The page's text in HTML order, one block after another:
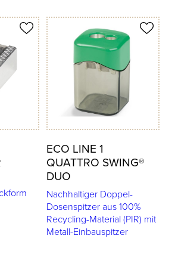
ECO LINE 1
QUATTRO SWING®
DUO
Nachhaltiger Doppel-
Dosenspitzer aus 100%
Recycling-Material (PIR) mit
Metall-Einbauspitzer
Produkt merken